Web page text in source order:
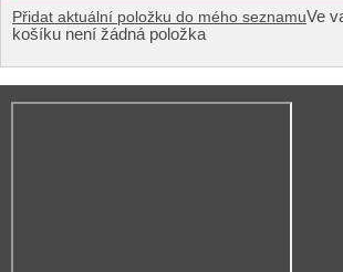
Přidat aktuální položku do mého seznamuVe
košíku není žádná položka